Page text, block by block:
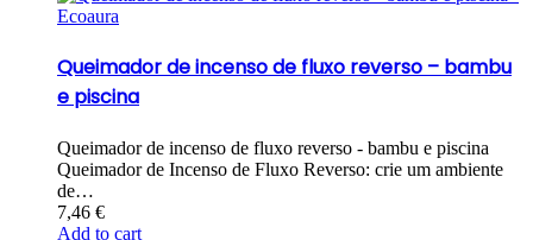
Queimador de incenso de fluxo reverso – bambu
e piscina
Queimador de incenso de fluxo reverso - bambu e piscina
Queimador de Incenso de Fluxo Reverso: crie um ambiente
de…
7,46 €
Add to cart